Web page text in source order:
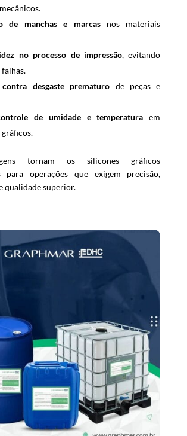
de manchas e marcasnos materiais
no processo de impressão, evitando
desgaste prematuro de peças e
de umidade e temperatura em
tornam os silicones gráficos
para operações que exigem precisão,
qualidade superior.